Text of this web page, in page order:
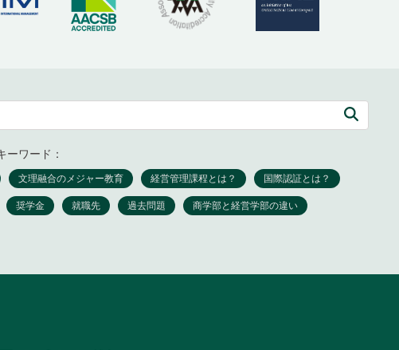
ーワード：